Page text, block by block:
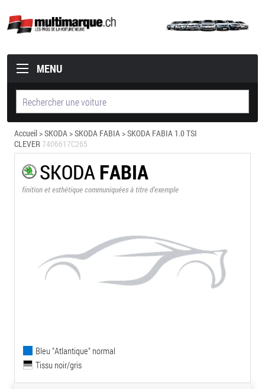
MENU
Accueil>SKODA>SKODA FABIA> SKODA FABIA 1.0 TSI
CLEVER7406617C265
SKODAFABIA
finition et esthétique communiquées à titre d’exemple
Bleu "Atlantique" normal
Tissu noir/gris